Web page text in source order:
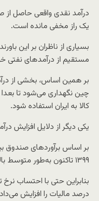
درآمد نقدی واقعی حاصل
یک راز مخفی مانده است.
بسیاری از ناظران بر این
مستقیم از درآمدهای نفتی
بر همین اساس، بخشی از
چین نگهداری می‌شود تا بعدا
کالا به ایران استفاده شود.
یکی دیگر از دلایل افزایش
بر اساس برآوردهای صندوق
۱۳۹۹ تاکنون به‌طور متوسط ​​بالای ۴۲ درصد بوده است.
درصد مالیات را افزایش می‌داد، نه ۳۲۶